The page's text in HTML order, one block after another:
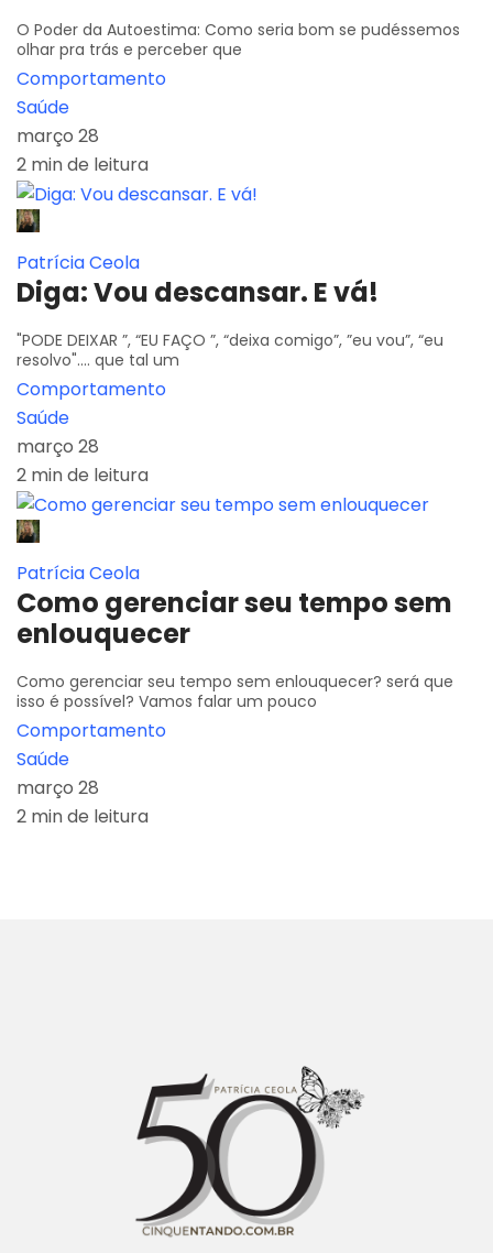
O Poder da Autoestima: Como seria bom se pudéssemos
olhar pra trás e perceber que
Comportamento
Saúde
março 28
2 min de leitura
Patrícia Ceola
Diga: Vou descansar. E vá!
"PODE DEIXAR ”, “EU FAÇO ”, “deixa comigo”, ”eu vou”, “eu
resolvo".... que tal um
Comportamento
Saúde
março 28
2 min de leitura
Patrícia Ceola
Como gerenciar seu tempo sem
enlouquecer
Como gerenciar seu tempo sem enlouquecer? será que
isso é possível? Vamos falar um pouco
Comportamento
Saúde
março 28
2 min de leitura